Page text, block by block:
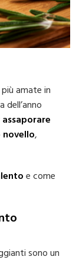
amate in
dell’anno
assaporare
novello,
e come
sono un